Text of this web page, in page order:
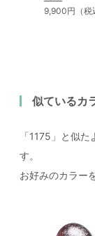
9,900円（税
似ているカ
「1175」と似
す。
お好みのカラー